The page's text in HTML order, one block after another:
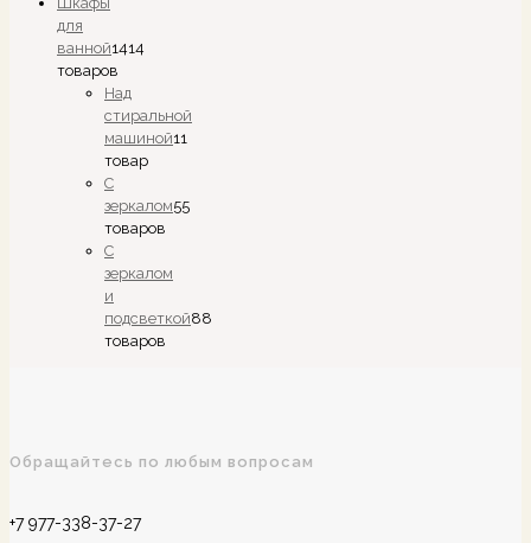
для
ванной1414
товаров
Над
стиральной
машиной11
товар
С
зеркалом55
товаров
С
зеркалом
и
подсветкой88
товаров
Обращайтесь по любым вопросам
+7 977-338-37-27